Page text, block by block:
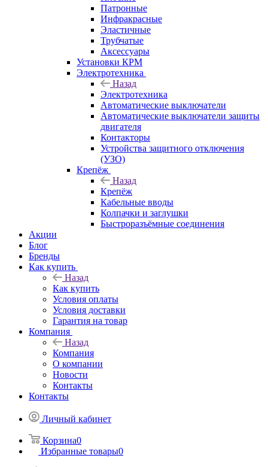
Патронные
Инфракрасные
Эластичные
Трубчатые
Аксессуары
Установки КРМ
Электротехника
Назад
Электротехника
Автоматические выключатели
Автоматические выключатели защиты
двигателя
Контакторы
Устройства защитного отключения
(УЗО)
Крепёж
Назад
Крепёж
Кабельные вводы
Колпачки и заглушки
Быстроразъёмные соединения
Акции
Блог
Бренды
Как купить
Назад
Как купить
Условия оплаты
Условия доставки
Гарантия на товар
Компания
Назад
Компания
О компании
Новости
Контакты
Контакты
Личный кабинет
Корзина0
Избранные товары0